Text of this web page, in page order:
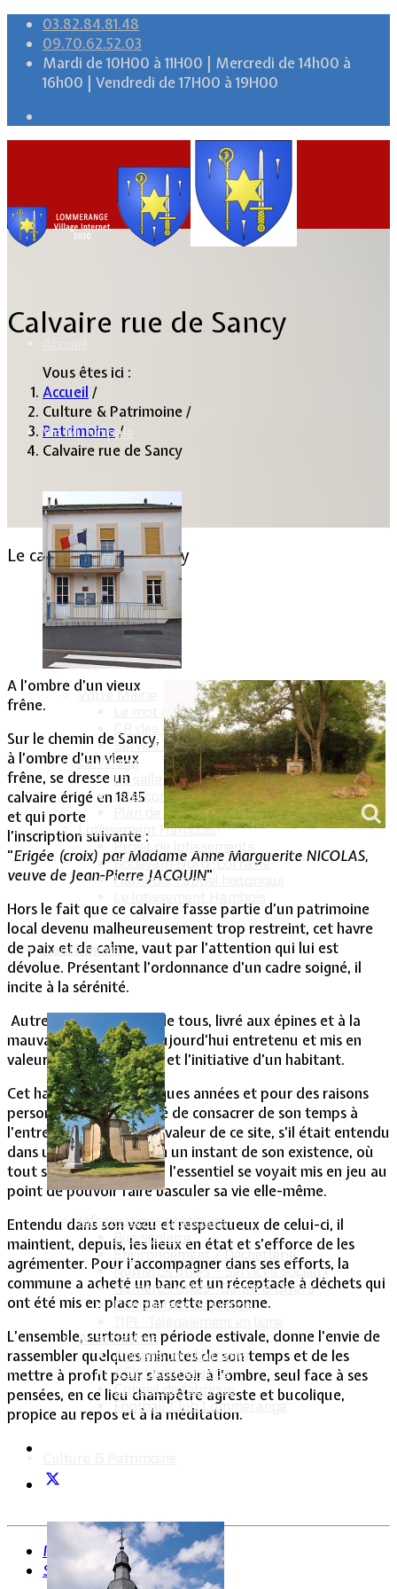
03.82.84.81.48
09.70.62.52.03
Mardi de 10H00 à 11H00 | Mercredi de 14h00 à
16h00 | Vendredi de 17H00 à 19H00
Vie Municipale
Votre Mairie
Le mot du Maire
CR des conseils municipaux
Service administratif
Le Village
La salle communale
Intercommunalité
Plan de situation
Lotissement Hambois
Projet de lotissements
Sodevam Nord-Lorraine
Hambois, rappel historique
Cadre de vie
Informations pratiques
Bus scolaire
Environnement / Déchetterie
Numéros utiles - Services sociaux
Numéros utiles -Santé & Divers
Conciliateur de justice
Associations
Anciens combattants
ASK Lommerange
Conseil de fabrique
Football Club Lommerange
Calvaire rue de Sancy
Vous êtes ici :
Accueil /
Culture & Patrimoine/
Patrimoine/
Calvaire rue de Sancy
Le calvaire rue de Sancy
Lommerange.fr
15 Août 2009
14 Mars 2015
Clics : 16767
A l’ombre d’un vieux
frêne.
Sur le chemin de Sancy,
à l’ombre d’un vieux
frêne, se dresse un
calvaire érigé en 1845
et qui porte
l’inscription suivante :
"Erigée (croix) par Madame Anne Marguerite NICOLAS,
veuve de Jean-Pierre JACQUIN"
Hors le fait que ce calvaire fasse partie d’un patrimoine
local devenu malheureusement trop restreint, cet havre
de paix et de calme, vaut par l’attention qui lui est
dévolue. Présentant l’ordonnance d’un cadre soigné, il
incite à la sérénité.
Autrefois, abandonné de tous, livré aux épines et à la
mauvaise herbe, il est aujourd’hui entretenu et mis en
valeur de par la volonté et l’initiative d’un habitant.
Cet habitant, il y a quelques années et pour des raisons
personnelles, s’était juré de consacrer de son temps à
l’entretien et la mise en valeur de ce site, s’il était entendu
dans un vœu formulé en un instant de son existence, où
tout se bousculait et où l’essentiel se voyait mis en jeu au
point de pouvoir faire basculer sa vie elle-même.
Entendu dans son vœu et respectueux de celui-ci, il
maintient, depuis, les lieux en état et s’efforce de les
agrémenter. Pour l’accompagner dans ses efforts, la
commune a acheté un banc et un réceptacle à déchets qui
ont été mis en place par cette personne.
L’ensemble, surtout en période estivale, donne l’envie de
rassembler quelques minutes de son temps et de les
mettre à profit pour s’asseoir à l’ombre, seul face à ses
pensées, en ce lieu champêtre agreste et bucolique,
propice au repos et à la méditation.
Précédent
Suivant